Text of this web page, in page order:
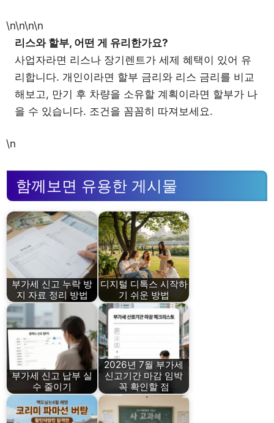
\n\n\n\n
리스와 할부, 어떤 게 유리한가요?
사업자라면 리스나 장기렌트가 세제 혜택이 있어 유
리합니다. 개인이라면 할부 금리와 리스 금리를 비교
해보고, 만기 후 차량을 소유할 계획이라면 할부가 나
을 수 있습니다. 조건을 꼼꼼히 따져보세요.
\n
함께보면 유용한 게시물
부가세 신고 누락 방
지 자료 정리 방법
디지털 디톡스 시작하
기 쉬운 방법
부가세 신고 납부 실
수 줄이기
2026년 7월 부가세
신고기간 마감 임박
꼭 확인할 점